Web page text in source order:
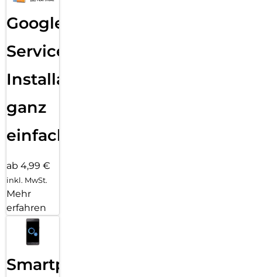
Google
Services
Installation
ganz
einfach
ab 4,99 €
inkl. MwSt.
Mehr
erfahren
Smartphone